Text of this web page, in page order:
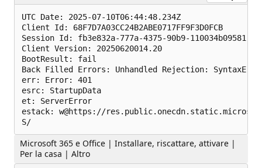
UTC Date: 2025-07-10T06:44:48.234Z
Client Id: 68F7D7A03CC24B2ABE0717FF9F3D0FCB
Session Id: fb3e832a-777a-4375-90b9-110034b09581
Client Version: 20250620014.20
BootResult: fail
Back Filled Errors: Unhandled Rejection:
err: Error: 401
esrc: StartupData
et: ServerError
estack: w@https://
Microsoft 365 e Office | Installare, riscattare, attivare |
Per la casa | Altro